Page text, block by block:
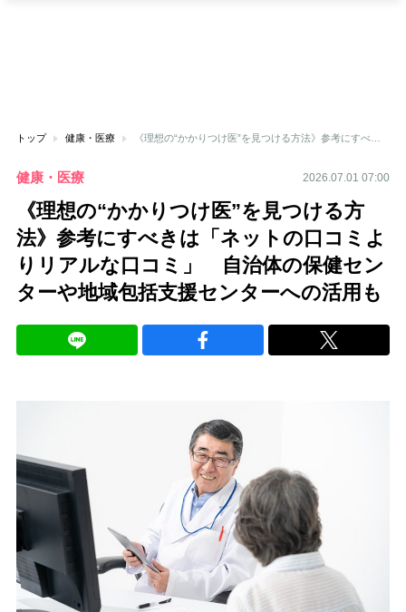
トップ 健康・医療 《理想の“かかりつけ医”を見つける方法》参考にすべきは「ネットの口コミよりリアルな口コミ」 自治体の保健センターや地域包括支援センターへの活用も
健康・医療 2026.07.01 07:00
《理想の“かかりつけ医”を見つける方
法》参考にすべきは「ネットの口コミよ
りリアルな口コミ」 自治体の保健セン
ターや地域包括支援センターへの活用も